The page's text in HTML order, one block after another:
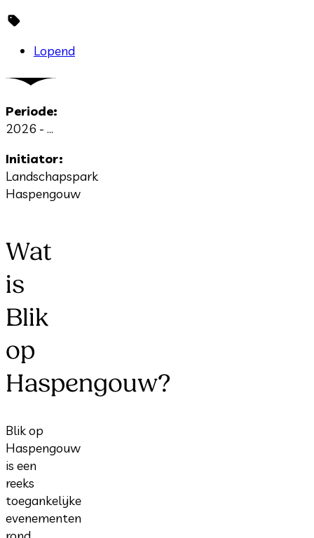
Lopend
Periode:
2026 - ...
Initiator:
Landschapspark
Haspengouw
Wat
is
Blik
op
Haspengouw?
Blik op
Haspengouw
is een
reeks
toegankelijke
evenementen